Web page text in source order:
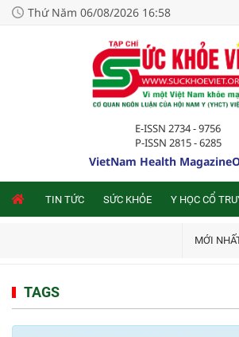
Thứ Năm 06/08/2026 16:58
E-ISSN 2734 - 9756
P-ISSN 2815 - 6285
VietNam Health
TIN TỨC SỨC KHỎE Y HỌC CỔ
MỚI
TAGS